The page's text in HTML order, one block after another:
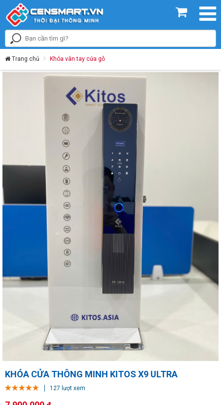
Trang chủ Khóa vân tay cửa gỗ
KHÓA CỬA THÔNG MINH KITOS X9 ULTRA
127 lượt xem